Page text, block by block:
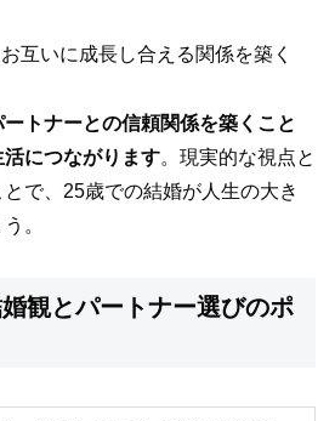
お互いに成長し合える関係を築く
ートナーとの信頼関係を築くこと
につながります。現実的な視点と
で、25歳での結婚が人生の大き
。
観とパートナー選びのポ